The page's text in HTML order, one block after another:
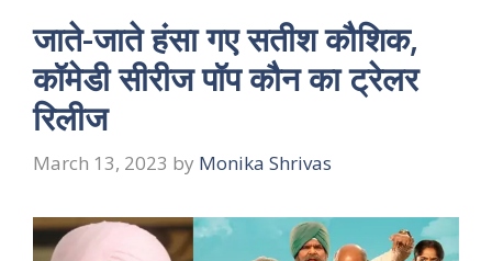
जाते-जाते हंसा गए सतीश कौशिक,
कॉमेडी सीरीज पॉप कौन का ट्रेलर
रिलीज
March 13, 2023 by Monika Shrivas